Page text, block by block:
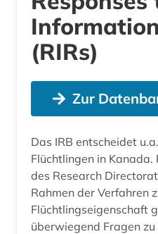
(RIRs)
Zur
Das IRB entscheidet
Flüchtlingen in
des Research
Rahmen der Verfahren
Flüchtlingseigenschaft
überwiegend Fragen